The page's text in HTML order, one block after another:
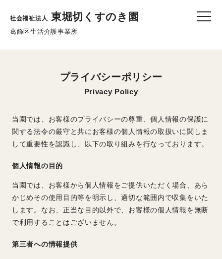
社会福祉法人 東堀切くすのき園
葛飾区生活介護事業所
toggle
プライバシーポリシー
Privacy Policy
当園では、お客様のプライバシーの尊重、個人情報の保護に
関する法令の厳守と共にお客様の個人情報の取扱いに関しま
して重要性を認識し、以下の取り組みを行なっております。
個人情報の目的
当園では、お客様から個人情報をご提供いただく場合、あら
かじめその使用目的等を明示し、適切な範囲内で収集をいた
します。なお、正当な目的以外で、お客様の個人情報を無断
で利用することはございません。
第三者への情報提供